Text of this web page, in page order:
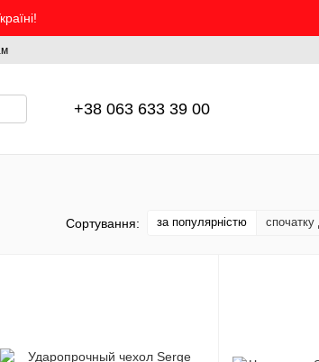
+38 063 633 39 00
Сортування: за популярністю